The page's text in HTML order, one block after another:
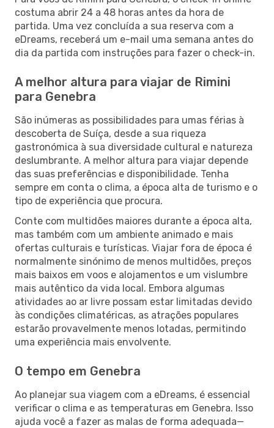
costuma abrir 24 a 48 horas antes da hora de
partida. Uma vez concluída a sua reserva com a
eDreams, receberá um e-mail uma semana antes do
dia da partida com instruções para fazer o check-in.
A melhor altura para viajar de Rimini
para Genebra
São inúmeras as possibilidades para umas férias à
descoberta de Suíça, desde a sua riqueza
gastronómica à sua diversidade cultural e natureza
deslumbrante. A melhor altura para viajar depende
das suas preferências e disponibilidade. Tenha
sempre em conta o clima, a época alta de turismo e o
tipo de experiência que procura.
Conte com multidões maiores durante a época alta,
mas também com um ambiente animado e mais
ofertas culturais e turísticas. Viajar fora de época é
normalmente sinónimo de menos multidões, preços
mais baixos em voos e alojamentos e um vislumbre
mais autêntico da vida local. Embora algumas
atividades ao ar livre possam estar limitadas devido
às condições climatéricas, as atrações populares
estarão provavelmente menos lotadas, permitindo
uma experiência mais envolvente.
O tempo em Genebra
Ao planejar sua viagem com a eDreams, é essencial
verificar o clima e as temperaturas em Genebra. Isso
ajuda você a fazer as malas de forma adequada—